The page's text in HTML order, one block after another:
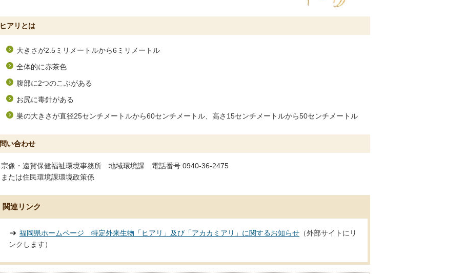
ヒアリとは
大きさが2.5ミリメートルから6ミリメートル
全体的に赤茶色
腹部に2つのこぶがある
お尻に毒針がある
巣の大きさが直径25センチメートルから60センチメートル、高さ15センチメートルから50センチメートル
問い合わせ
宗像・遠賀保健福祉環境事務所 地域環境課 電話番号:0940-36-2475
または住民環境課環境政策係
関連リンク
福岡県ホームページ 特定外来生物「ヒアリ」及び「アカカミアリ」に関するお知らせ （外部サイトにリ
ンクします）